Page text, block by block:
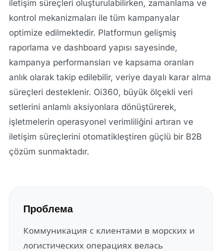
iletişim süreçleri oluşturulabilirken, zamanlama ve
kontrol mekanizmaları ile tüm kampanyalar
optimize edilmektedir. Platformun gelişmiş
raporlama ve dashboard yapısı sayesinde,
kampanya performansları ve kapsama oranları
anlık olarak takip edilebilir, veriye dayalı karar alma
süreçleri desteklenir. Oi360, büyük ölçekli veri
setlerini anlamlı aksiyonlara dönüştürerek,
işletmelerin operasyonel verimliliğini artıran ve
iletişim süreçlerini otomatikleştiren güçlü bir B2B
çözüm sunmaktadır.
Проблема
Коммуникация с клиентами в морских и
логистических операциях велась